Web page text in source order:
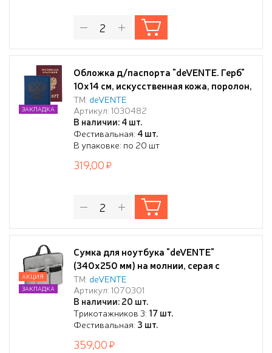
Обложка д/паспорта "deVENTE. Герб"
10x14 см, искусственная кожа, поролон,
термо тиснение, отстрочка, 3
отделения для визиток, в пластиковом
пакете с европодвесом, синий
ТМ: deVENTE
Артикул: 1030482
В наличии: 4 шт.
Фестивальная: 4 шт.
В упаковке: по 20 шт
ЗАКЛАДКА
319,00
Сумка для ноутбука "deVENTE"
(340х250 мм) на молнии, серая с
черной отделкой, 1 внешний большой
карман на молнии для бумаг, 3 внешних
вертикальных кармана для телефона,
проводов, ручкек, блокнотов,
ТМ: deVENTE
Артикул: 1070301
В наличии: 20 шт.
Трикотажников 3: 17 шт.
Фестивальная: 3 шт.
АКЦИЯ
ЗАКЛАДКА
359,00